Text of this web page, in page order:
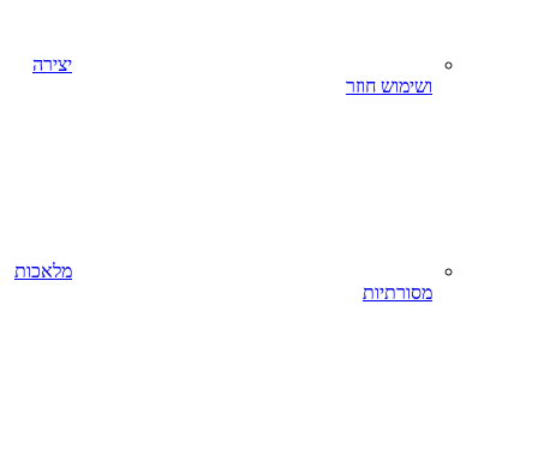
יצירה
ושימוש חוזר
מלאכות
מסורתיות